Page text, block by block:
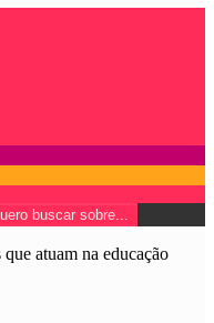
buscar sobre...
atuam na educação